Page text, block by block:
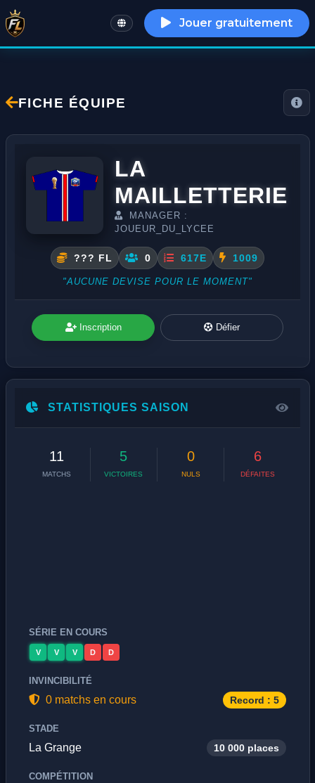
English Jouer gratuitement
FICHE ÉQUIPE
LA
MAILLETTERIE
MANAGER :
JOUEUR_DU_LYCEE
??? FL 0 617E 1009
"AUCUNE DEVISE POUR LE MOMENT"
Inscription Défier
STATISTIQUES SAISON
11
MATCHS
5
VICTOIRES
0
NULS
6
DÉFAITES
SÉRIE EN COURS
V V V D D
INVINCIBILITÉ
0 matchs en cours Record : 5
STADE
La Grange 10 000 places
COMPÉTITION